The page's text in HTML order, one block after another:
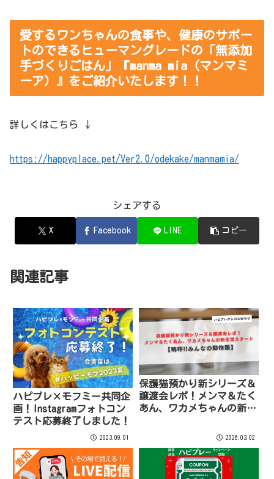
愛するワンちゃんの食事や、健康のサポー
トのできるヒューマングレードの「無添加
手づくりごはん」『manma mia（マンマミ
ーア）』をご紹介いたします！！
詳しくはこちら ↓
https://happyplace.pet/Ver2.0/odekake/manmamia/
シェアする
X Facebook LINE コピー
関連記事
ハピプレ×モフミー共同企
画！Instagramフォトコン
テスト応募終了しました！
2023.09.01
保護猫預かり新シリーズ＆
譲渡会レポ！メンマ＆たく
あん、ワカメちゃんの新生
2026.03.02